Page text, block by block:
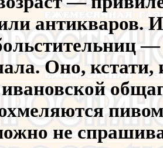
антикваров.
—
Оно, кстати,
не